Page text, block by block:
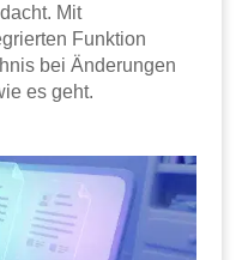
Mit
Funktion
bei Änderungen
es geht.